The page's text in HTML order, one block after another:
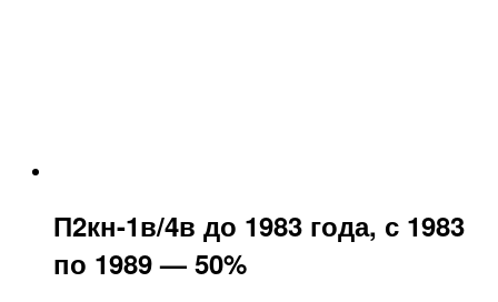
П2кн-1в/4в до 1983 года, с 1983
по 1989 — 50%